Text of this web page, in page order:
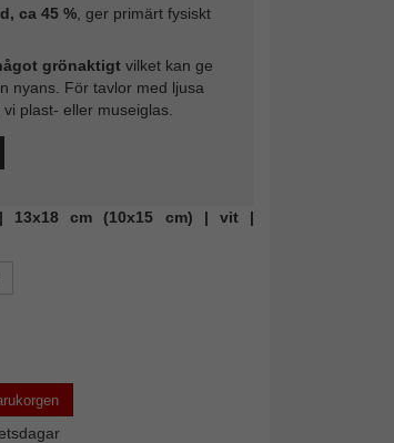
ca 45 %, ger primärt fysiskt
grönaktigtvilket kan ge
nyans. För tavlor med ljusa
plast- eller museiglas.
| 13x18 cm (10x15 cm) | vit |